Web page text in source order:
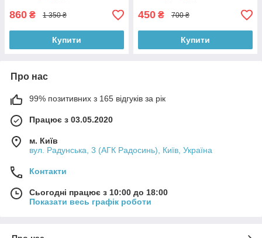
860 ₴ 1 350 ₴
Купити
450 ₴ 700 ₴
Купити
Про нас
99% позитивних з 165 відгуків за рік
Працює з 03.05.2020
м. Київ
вул. Радунська, 3 (АГК Радосинь), Київ, Україна
Контакти
Сьогодні працює з 10:00 до 18:00
Показати весь графік роботи